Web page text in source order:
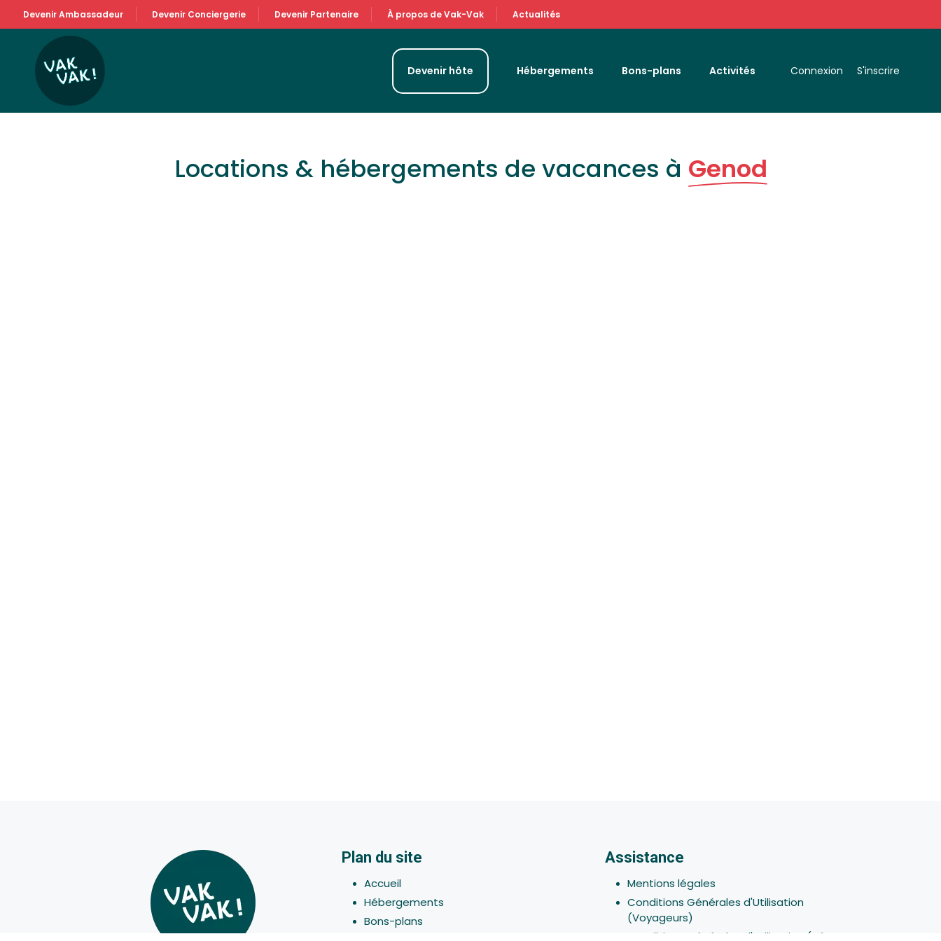
Devenir Ambassadeur Devenir Conciergerie Devenir Partenaire À propos de Vak-Vak Actualités
Devenir hôte Hébergements Bons-plans Activités Connexion S'inscrire
Locations & hébergements de vacances à Genod
Plan du site
Accueil
Hébergements
Bons-plans
Assistance
Mentions légales
Conditions Générales d'Utilisation
(Voyageurs)
Conditions Générales d'Utilisation (Hôtes -